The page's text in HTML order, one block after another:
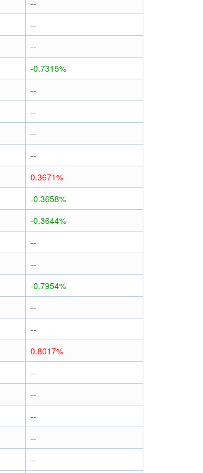
--
--
--
-0.7315%
--
--
--
--
0.3671%
-0.3658%
-0.3644%
--
--
-0.7954%
--
--
0.8017%
--
--
--
--
--